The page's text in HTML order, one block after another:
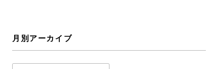
月別アーカイブ